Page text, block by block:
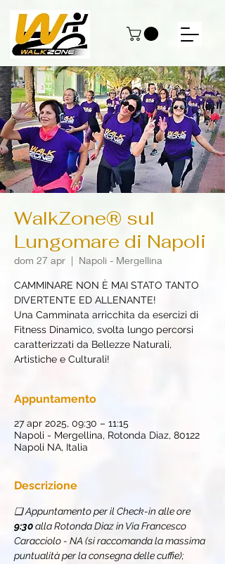
WalkZone® sul
Lungomare di Napoli
dom 27 apr
  |
Napoli - Mergellina
CAMMINARE NON È MAI STATO TANTO
DIVERTENTE ED ALLENANTE!
Una Camminata arricchita da esercizi di
Fitness Dinamico, svolta lungo percorsi
caratterizzati da Bellezze Naturali,
Artistiche e Culturali!
Appuntamento
27 apr 2025, 09:30 – 11:15
Napoli - Mergellina, Rotonda Diaz, 80122
Napoli NA, Italia
Descrizione
❏ Appuntamento per il Check-in alle ore
9:30 alla Rotonda Diaz in Via Francesco
Caracciolo - NA (si raccomanda la massima
puntualità per la consegna delle cuffie);